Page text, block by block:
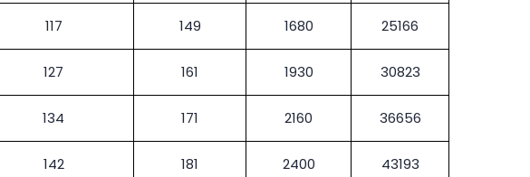
117 149 1680 25166
127 161 1930 30823
134 171 2160 36656
142 181 2400 43193